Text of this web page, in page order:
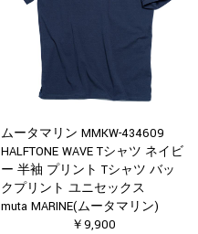
ムータマリン MMKW-434609
HALFTONE WAVE Tシャツ ネイビ
ー 半袖 プリント Tシャツ バッ
クプリント ユニセックス
muta MARINE(ムータマリン)
￥9,900